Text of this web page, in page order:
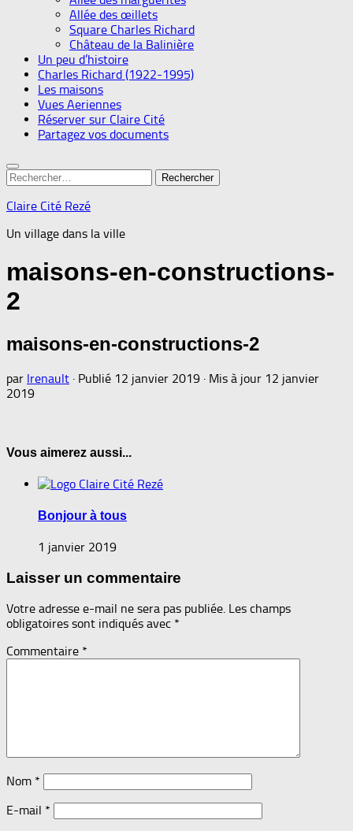
Allée des œillets
Square Charles Richard
Château de la Balinière
Un peu d’histoire
Charles Richard (1922-1995)
Les maisons
Vues Aeriennes
Réserver sur Claire Cité
Partagez vos documents
Rechercher :
Claire Cité Rezé
Un village dans la ville
maisons-en-constructions-
2
maisons-en-constructions-2
par lrenault · Publié 12 janvier 2019 · Mis à jour 12 janvier
2019
Vous aimerez aussi...
Bonjour à tous
1 janvier 2019
Laisser un commentaire
Votre adresse e-mail ne sera pas publiée. Les champs
obligatoires sont indiqués avec *
Commentaire *
Nom *
E-mail *